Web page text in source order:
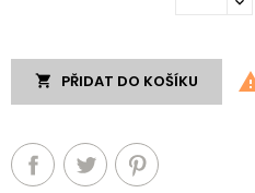
 PŘIDAT DO KOŠÍKU